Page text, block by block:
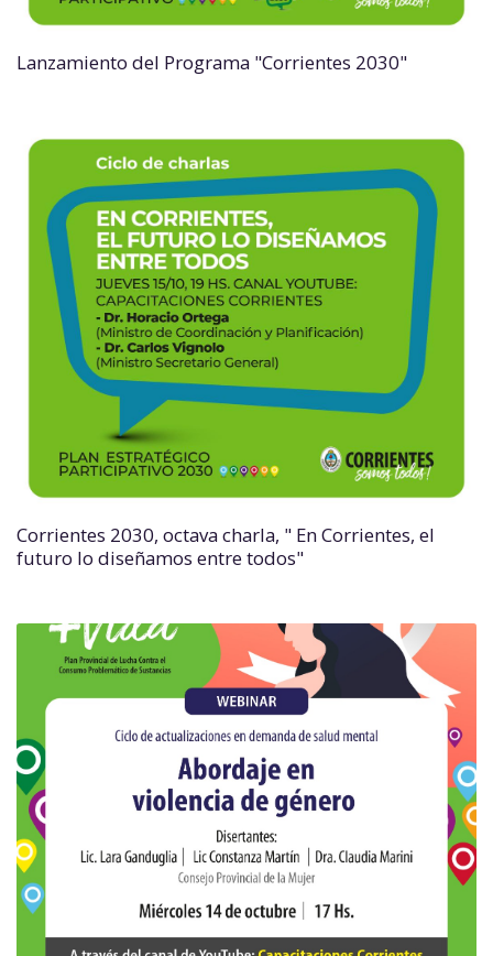
Lanzamiento del Programa "Corrientes 2030"
Corrientes 2030, octava charla, " En Corrientes, el
futuro lo diseñamos entre todos"